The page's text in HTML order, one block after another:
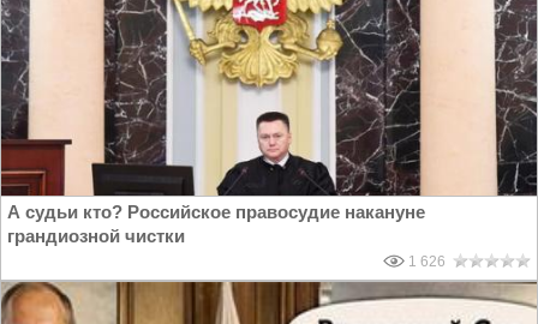
А судьи кто? Российское правосудие накануне
грандиозной чистки
1 626